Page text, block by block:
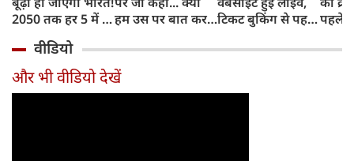
2050 तक हर 5 में 1
साल से ज्यादा उम्र का
हम उस पर बात कर टिकट बुकिंग से पहले
काम, जानें पूरा
पहले
और
वीडियो
और भी वीडियो देखें